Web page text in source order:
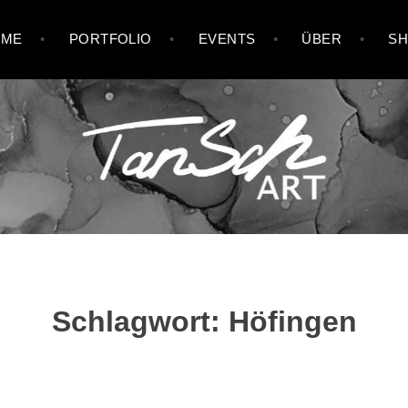
PORTFOLIO EVENTS ÜBER
Schlagwort: Höfingen